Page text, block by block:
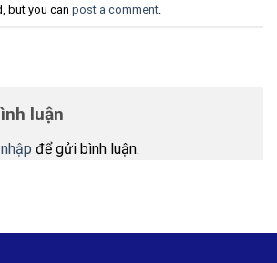
but you can post a comment.
luận
để gửi bình luận.